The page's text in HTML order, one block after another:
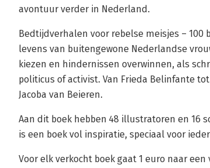
avontuur verder in Nederland.
Bedtijdverhalen voor rebelse meisjes –
levens van buitengewone Nederlandse
kiezen en hindernissen overwinnen, als
politicus of activist. Van Frieda Belinfante
Jacoba van Beieren.
Aan dit boek hebben 48 illustratoren en 16
is een boek vol inspiratie, speciaal voor
Voor elk verkocht boek gaat 1 euro naar